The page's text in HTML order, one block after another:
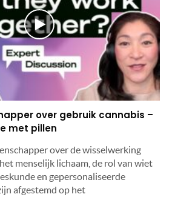
over gebruik cannabis –
met pillen
over de wisselwerking
menselijk lichaam, de rol van wiet
en gepersonaliseerde
afgestemd op het